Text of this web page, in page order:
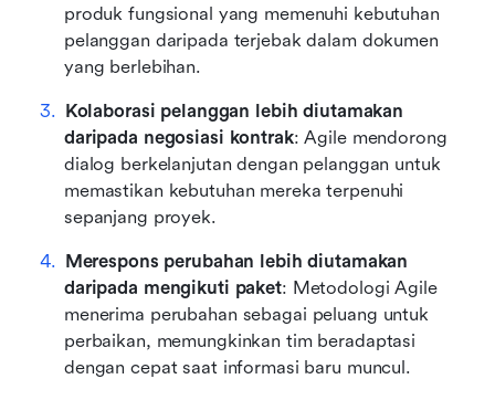
produk fungsional yang memenuhi kebutuhan
pelanggan daripada terjebak dalam dokumen
yang berlebihan.
Kolaborasi pelanggan lebih diutamakan
daripada negosiasi kontrak: Agile mendorong
dialog berkelanjutan dengan pelanggan untuk
memastikan kebutuhan mereka terpenuhi
sepanjang proyek.
Merespons perubahan lebih diutamakan
daripada mengikuti paket: Metodologi Agile
menerima perubahan sebagai peluang untuk
perbaikan, memungkinkan tim beradaptasi
dengan cepat saat informasi baru muncul.